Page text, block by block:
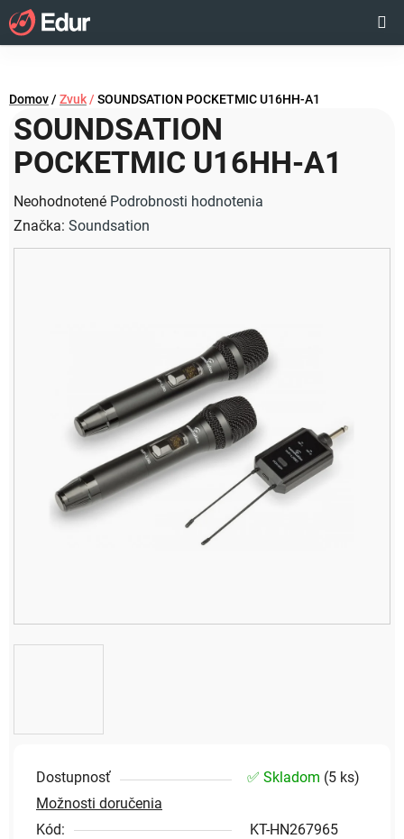
Prejsť
na
obsah
KOŠÍK
Domov/ Zvuk / SOUNDSATION POCKETMIC U16HH-A1
Dostupnosť ✅ Skladom (5 ks)
Možnosti doručenia
Kód:
KT-HN267965
SOUNDSATION
POCKETMIC U16HH-A1
Priemerné
hodnotenie
produktu
Neohodnotené Podrobnosti hodnotenia
Značka: Soundsation